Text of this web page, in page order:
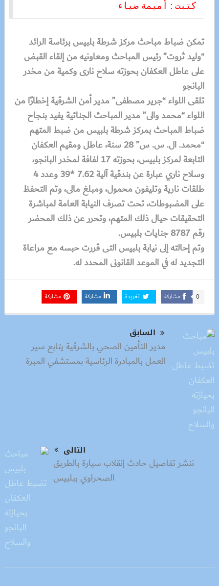
كتبت : أميمة ضياء
تمكن ضباط مباحث مركز شرطة بلبيس برئاسة الرائد
“وليد ثروت” رئيس المباحث ومعاونيه من إلقاء القبض
على عاطل العكفان بحوزته سلاح نارى وكمية من مخدر
البانجو
تلقى اللواء “جرير مصطفى” مدير أمن الشرقية إخطارًا من
اللواء “محمد والى” مدير المباحث الجنائية يفيد بنجاح
ضباط المباحث بمركز شرطة بلبيس من ضبط المتهم
“محمد. ال. س. س” 28 سنة، عاطل ومقيم العكفان
التابعة لمركز بلبيس، بحوزته 17 لفافة لمخدر البانجو،
وسلاح ناري عبارة عن بندقية آلية 7.62 *39 وعدد 4
طلقات نارية وتليفون محمول، ومبلغ مالى، وتم التحفظ
على المضبوطات، تحت تصرف النيابة العامة لمباشرة
التحقيقات حيال ذلك المتهم، وتحرر عن ذلك المحضر
رقم 8787 جنايات بلبيس.
وتم إحالته إلى نيابة بلبيس التى قررت حبسه مع مراعاة
التجديد له في الموعد القانونى المحدد له.
مشاركة 0 تغريدة مشاركة مشاركة
السابق
مدير التأمين الصحي بالشرقية يتابع سير
العمل بالمبادرة الرئاسية بمستشفي المبرة
التالى
ننشر تفاصيل حادث إنقلاب سيارة بالطريق
الصحراوي ببلبيس